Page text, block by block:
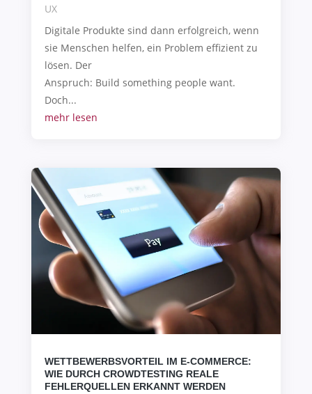
UX
Digitale Produkte sind dann erfolgreich, wenn
sie Menschen helfen, ein Problem effizient zu
lösen. Der
Anspruch: Build something people want.
Doch...
mehr lesen
WETTBEWERBSVORTEIL IM E-COMMERCE:
WIE DURCH CROWDTESTING REALE
FEHLERQUELLEN ERKANNT WERDEN